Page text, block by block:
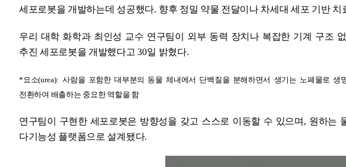
세포로봇을 개발하는데 성공했다. 향후 정밀 약물 전달이나 차세대 세포 기반
우리 대학 화학과 최인성 교수 연구팀이 외부 동력 장치나 복잡한 기계 구조 없
추진 세포로봇을 개발했다고30일 밝혔다.
* 요소(urea):사람을 포함한 대부분의 동물 체내에서 단백질을 분해하면서 생기는 노폐물로
전환하여 배출하는 중요한 역할을 함
연구팀이 구현한 세포로봇은 방향성을 갖고 스스로 이동할 수 있으며 , 원하는
다기능성 플랫폼으로 설계됐다.